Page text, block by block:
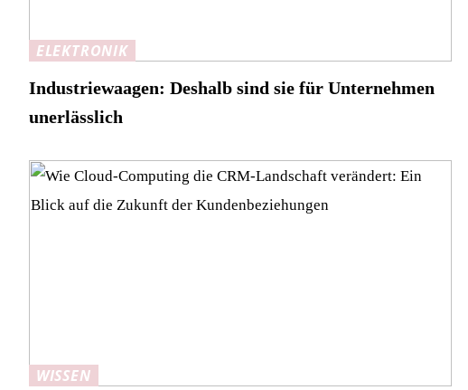
ELEKTRONIK
Industriewaagen: Deshalb sind sie für Unternehmen
unerlässlich
WISSEN